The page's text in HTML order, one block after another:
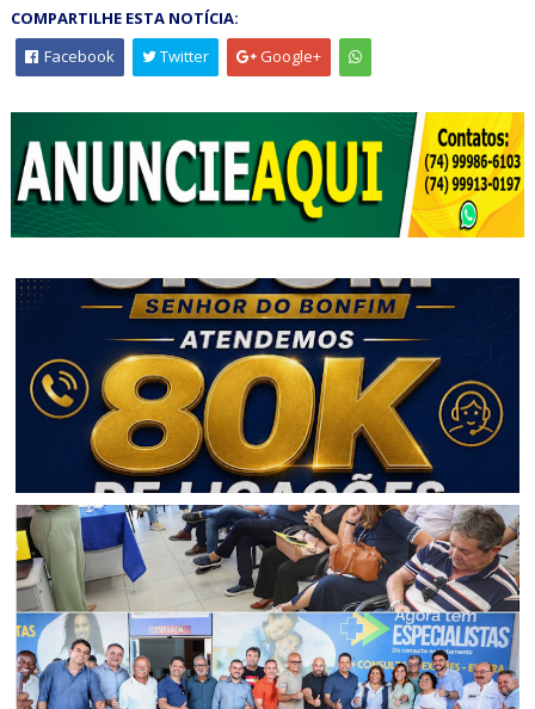
COMPARTILHE ESTA NOTÍCIA:
Facebook
Twitter Google+
BAHIA
CICOM Senhor do Bonfim alcança a marca de 80 mil
ligações atendidas em 2026